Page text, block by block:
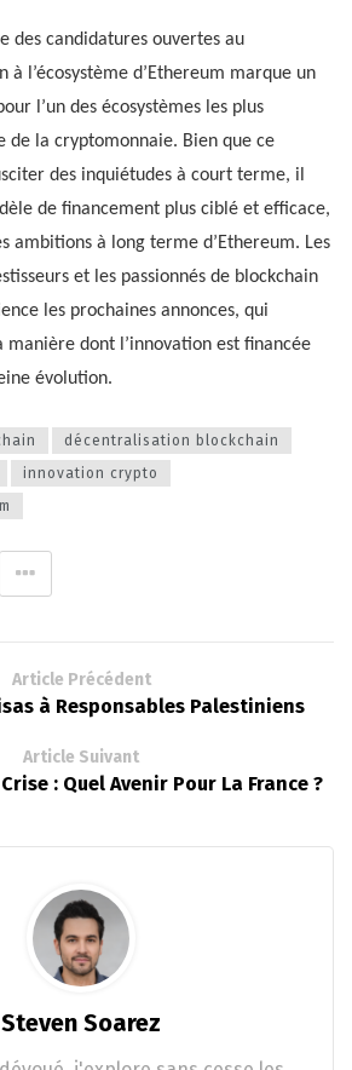
des candidatures ouvertes au
à l’écosystème d’Ethereum marque un
l’un des écosystèmes les plus
de la cryptomonnaie. Bien que ce
des inquiétudes à court terme, il
de financement plus ciblé et efficace,
ambitions à long terme d’Ethereum. Les
et les passionnés de blockchain
les prochaines annonces, qui
dont l’innovation est financée
évolution.
décentralisation blockchain
innovation crypto
Article Précédent
à Responsables Palestiniens
Article Suivant
: Quel Avenir Pour La France ?
Steven Soarez